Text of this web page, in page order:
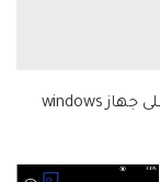
الآن اذهب إلى صفحة التطبيقات على جهاز windows